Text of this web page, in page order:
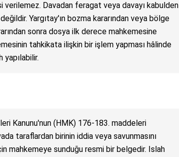
verilemez. Davadan feragat veya davayı kabulden
Yargıtay'ın bozma kararından veya bölge
sonra dosya ilk derece mahkemesine
tahkikata ilişkin bir işlem yapması hâlinde
yapılabilir.
Kanunu'nun (HMK) 176-183. maddeleri
taraflardan birinin iddia veya savunmasını
mahkemeye sunduğu resmi bir belgedir. Islah